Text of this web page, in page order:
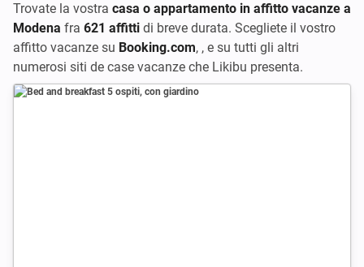
Trovate la vostra casa o appartamento in affitto vacanze a
Modena fra 621 affitti di breve durata. Scegliete il vostro
affitto vacanze su Booking.com, , e su tutti gli altri
numerosi siti de case vacanze che Likibu presenta.